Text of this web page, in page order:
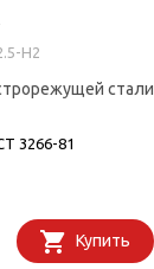
H2
3266-81
Купить